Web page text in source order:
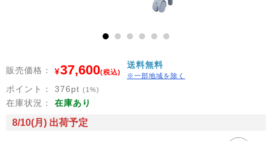
販売価格： ¥37,600(税込)
送料無料
※一部地域を除く
ポイント： 376pt (1%)
在庫状況： 在庫あり
8/10(月) 出荷予定